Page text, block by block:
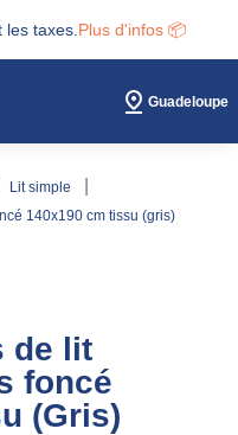
taxes. Plus d'infos 📦
Guadeloupe
lit simple
140x190 cm tissu (gris)
de lit
foncé
(Gris)